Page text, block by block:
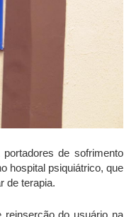
de sofrimento
hospital psiquiátrico, que
de terapia.